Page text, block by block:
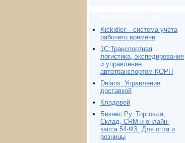
Kickidler – система учета
рабочего времени
1С:Транспортная
логистика, экспедирование
и управление
автотранспортом КОРП
Delans. Управление
доставкой
Кладовой
Бизнес.Ру. Торговля,
Склад, CRM и онлайн-
касса 54-ФЗ. Для опта и
розницы